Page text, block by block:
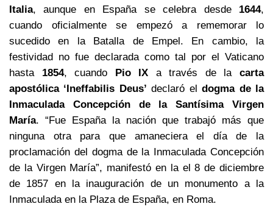
Italia, aunque en España se celebra desde 1644,
cuando oficialmente se empezó a rememorar lo
sucedido en la Batalla de Empel. En cambio, la
festividad no fue declarada como tal por el Vaticano
hasta 1854, cuando Pio IX a través de lacarta
apostólica ‘Ineffabilis Deus’ declaró eldogma de la
Inmaculada Concepción de la Santísima Virgen
María. “Fue España la nación que trabajó más que
ninguna otra para que amaneciera el día de la
proclamación del dogma de la Inmaculada Concepción
de la Virgen María”, manifestó en la el 8 de diciembre
de 1857 en la inauguración de un monumento a la
Inmaculada en la Plaza de España, en Roma.